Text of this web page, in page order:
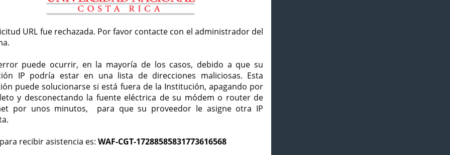
URL fue rechazada. Por favor contacte con el administrador del
puede ocurrir, en la mayoría de los casos, debido a que su
IP podría estar en una lista de direcciones maliciosas. Esta
puede solucionarse si está fuera de la Institución, apagando por
y desconectando la fuente eléctrica de su módem o router de
por unos minutos, para que su proveedor le asigne otra IP
recibir asistencia es: WAF-CGT-17288585831773616568